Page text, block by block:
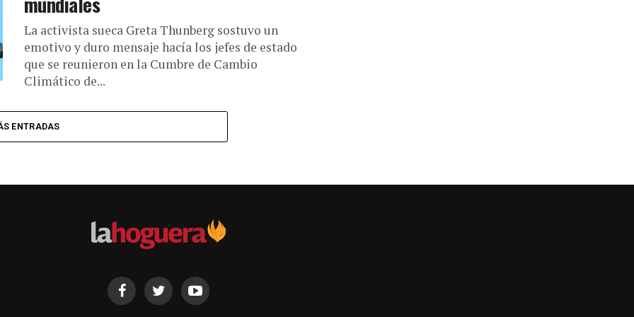
La activista sueca Greta Thunberg sostuvo un
emotivo y duro mensaje hacía los jefes de estado
que se reunieron en la Cumbre de Cambio
Climático de...
ENTRADAS